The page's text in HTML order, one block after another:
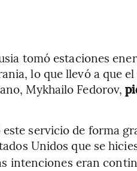
tomó estaciones
lo que llevó a que
Mykhailo Fedorov,
servicio de forma
Unidos que se
intenciones eran